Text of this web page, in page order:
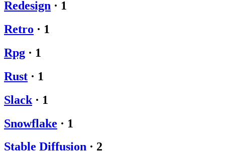
Redesign · 1
Retro · 1
Rpg · 1
Rust · 1
Slack · 1
Snowflake · 1
Stable Diffusion · 2